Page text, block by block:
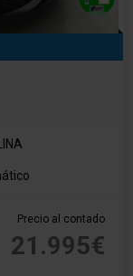
Precio al contado
21.995€